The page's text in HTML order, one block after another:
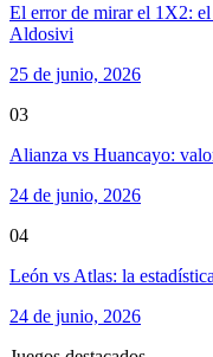
El error de mirar el 1X2:
Aldosivi
25 de junio, 2026
03
Alianza vs Huancayo:
24 de junio, 2026
04
León vs Atlas: la
24 de junio, 2026